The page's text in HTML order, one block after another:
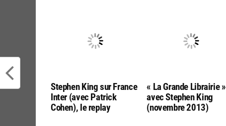
Stephen King sur France
Inter (avec Patrick
Cohen), le replay
« La Grande Librairie »
avec Stephen King
(novembre 2013)